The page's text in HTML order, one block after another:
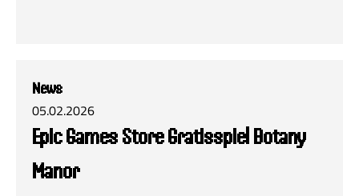
News
05.02.2026
Epic Games Store Gratisspiel Botany
Manor